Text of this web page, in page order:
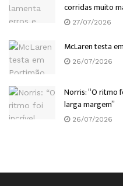
corridas muito
27/07/2026
McLaren testa
26/07/2026
Norris: “O ritmo
larga margem”
26/07/2026